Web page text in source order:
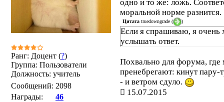
Ранг: Доцент (?)
Группа: Пользователи
Должность: учитель
Сообщений: 2098
Награды:
46
одно и то же: ложь.
моральной норме разнится.
Цитата truedowngrade ( )
Если я спрашиваю, я очень
услышать ответ.
Похвально для форума, где
пренебрегают: кинут пару-
- и ветром сдуло.
15.07.2015